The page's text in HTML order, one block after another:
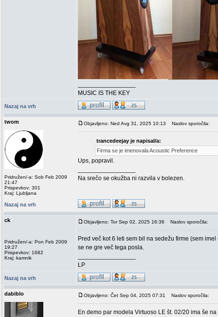
MUSIC IS THE KEY
Nazaj na vrh
twom
Pridružen/-a: Sob Feb 2009
21:47
Prispevkov: 301
Kraj: Ljubljana
Objavljeno: Ned Avg 31, 2025 10:13 Naslov sporočila:
trancedeejay je napisal/a:
Firma se je imenovala Acoustic Preference
Ups, popravil.
Na srečo se okužba ni razvila v bolezen.
Nazaj na vrh
ck
Pridružen/-a: Pon Feb 2009
19:27
Prispevkov: 1682
Kraj: kamnik
Objavljeno: Tor Sep 02, 2025 16:36 Naslov sporočila:
Pred več kot 6 leti sem bil na sedežu firme (sem
se ne gre več tega posla.
LP
Nazaj na vrh
dabiblo Objavljeno: Čet Sep 04, 2025 07:31 Naslov sporočila:
En demo par modela Virtuoso LE št. 02/20 ima še